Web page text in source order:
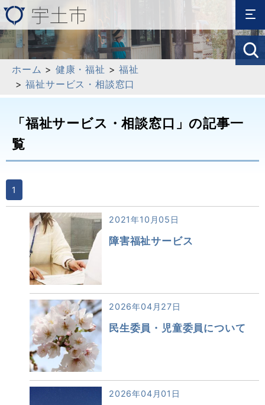
ホーム > 健康・福祉 >福祉
>福祉サービス・相談窓口
「福祉サービス・相談窓口」の記事一
覧
1
2021年10月05日
障害福祉サービス
2026年04月27日
民生委員・児童委員について
2026年04月01日